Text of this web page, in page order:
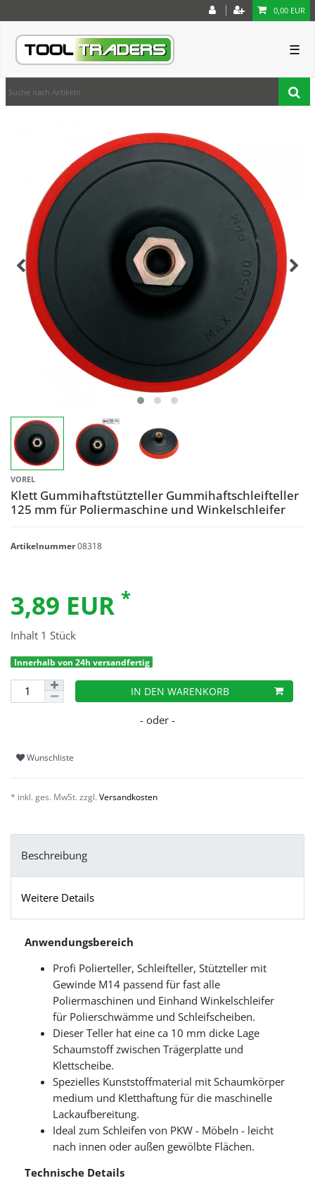
0,00 EUR
☰
VOREL
Klett Gummihaftstützteller Gummihaftschleifteller
125 mm für Poliermaschine und Winkelschleifer
Artikelnummer08318
3,89 EUR *
Inhalt 1 Stück
Innerhalb von 24h versandfertig
IN DEN WARENKORB
Wunschliste
* inkl. ges. MwSt. zzgl. Versandkosten
Beschreibung
Weitere Details
Anwendungsbereich
Profi Polierteller, Schleifteller, Stützteller mit
Gewinde M14 passend für fast alle
Poliermaschinen und Einhand Winkelschleifer
für Polierschwämme und Schleifscheiben.
Dieser Teller hat eine ca 10 mm dicke Lage
Schaumstoff zwischen Trägerplatte und
Klettscheibe.
Spezielles Kunststoffmaterial mit Schaumkörper
medium und Kletthaftung für die maschinelle
Lackaufbereitung.
Ideal zum Schleifen von PKW - Möbeln - leicht
nach innen oder außen gewölbte Flächen.
Technische Details